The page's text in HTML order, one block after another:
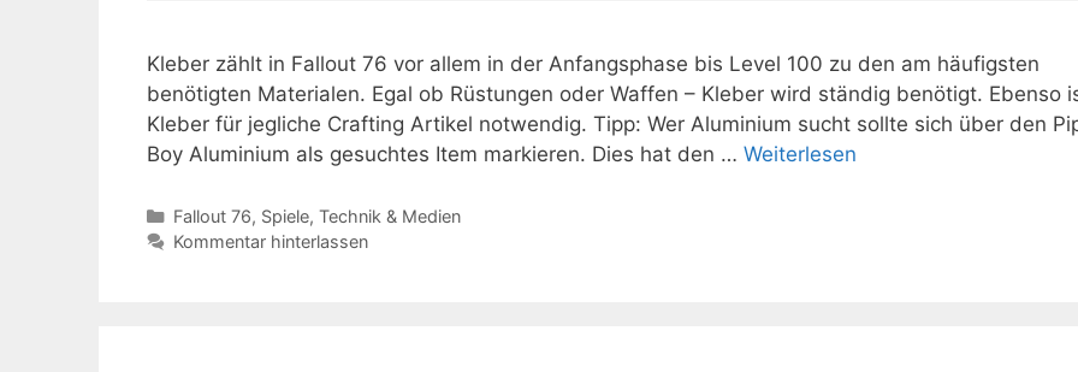
Kleber zählt in Fallout 76 vor allem in der Anfangsphase bis Level 100 zu den am häufigsten
benötigten Materialen. Egal ob Rüstungen oder Waffen – Kleber wird ständig benötigt. Ebenso
Kleber für jegliche Crafting Artikel notwendig. Tipp: Wer Aluminium sucht sollte sich über den
Boy Aluminium als gesuchtes Item markieren. Dies hat den … Weiterlesen
Kategorien
Fallout 76, Spiele, Technik & Medien
Kommentar hinterlassen